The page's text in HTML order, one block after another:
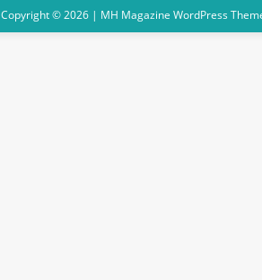
Copyright © 2026 | MH Magazine WordPress